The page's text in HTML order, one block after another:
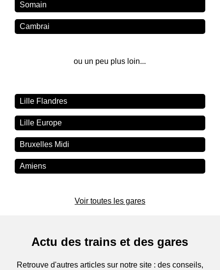
Somain
Cambrai
ou un peu plus loin...
Lille Flandres
Lille Europe
Bruxelles Midi
Amiens
Voir toutes les gares
Actu des trains et des gares
Retrouve d'autres articles sur notre site : des conseils,